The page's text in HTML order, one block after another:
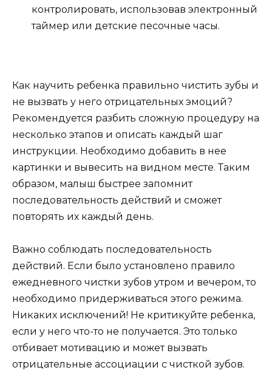
контролировать, использовав электронный
таймер или детские песочные часы.
Как научить ребенка правильно чистить зубы и
не вызвать у него отрицательных эмоций?
Рекомендуется разбить сложную процедуру на
несколько этапов и описать каждый шаг
инструкции. Необходимо добавить в нее
картинки и вывесить на видном месте. Таким
образом, малыш быстрее запомнит
последовательность действий и сможет
повторять их каждый день.
Важно соблюдать последовательность
действий. Если было установлено правило
ежедневного чистки зубов утром и вечером, то
необходимо придерживаться этого режима.
Никаких исключений! Не критикуйте ребенка,
если у него что-то не получается. Это только
отбивает мотивацию и может вызвать
отрицательные ассоциации с чисткой зубов.